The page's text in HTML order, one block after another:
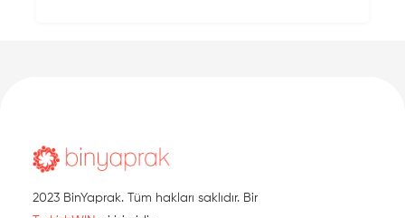
2023 BinYaprak. Tüm hakları saklıdır. Bir